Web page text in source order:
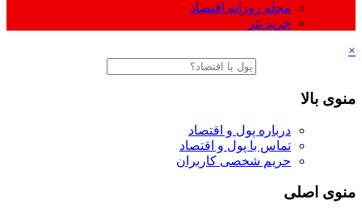
مجله روزانه اقتصاد
خرید تتر
×
منوی بالا
درباره پول و اقتصاد
تماس با پول و اقتصاد
حریم شخصی کاربران
منوی اصلی